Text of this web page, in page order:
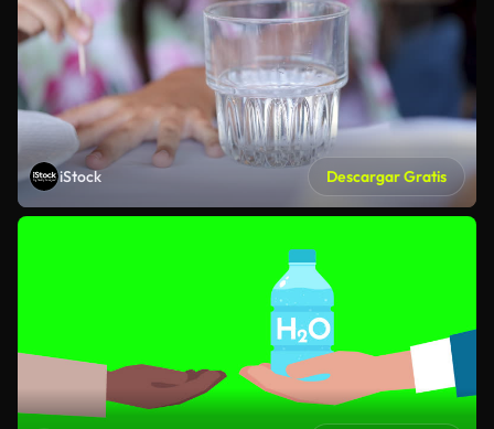
iStock Descargar Gratis